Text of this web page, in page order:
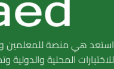
استعد هي منصة للمعلمين
للاختبارات المحلية والدولية